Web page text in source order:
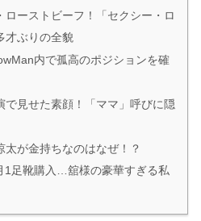
ローストビーフ！「セクシー・ロ
才ぶりの全貌
内で孤高のポジションを確
で見せた素顔！「ママ」呼びに隠
太が金持ちなのはなぜ！？
1足靴購入…舘様の豪華すぎる私